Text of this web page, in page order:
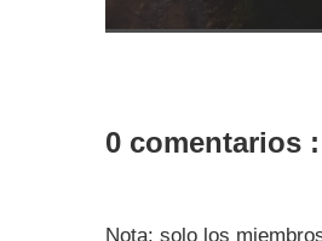
0 comentarios :
Nota: solo los